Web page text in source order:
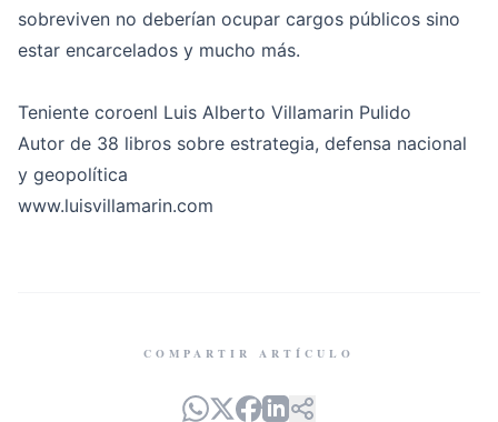
sobreviven no deberían ocupar cargos públicos sino
estar encarcelados y mucho más.
Teniente coroenl Luis Alberto Villamarin Pulido
Autor de 38 libros sobre estrategia, defensa nacional
y geopolítica
www.luisvillamarin.com
COMPARTIR ARTÍCULO